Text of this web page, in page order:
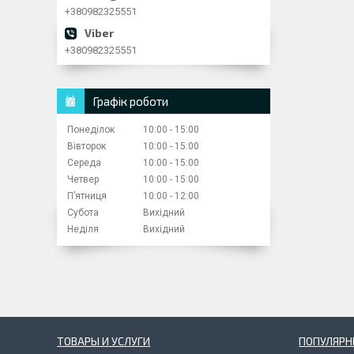
+380982325551
+380982325551
Графік роботи
Понеділок 10:00
15:00
Вівторок
10:00
15:00
Середа
10:00
15:00
Четвер
10:00
15:00
Пʼятниця
10:00
12:00
Субота
Вихідний
Неділя
Вихідний
ТОВАРЫ И УСЛУГИ